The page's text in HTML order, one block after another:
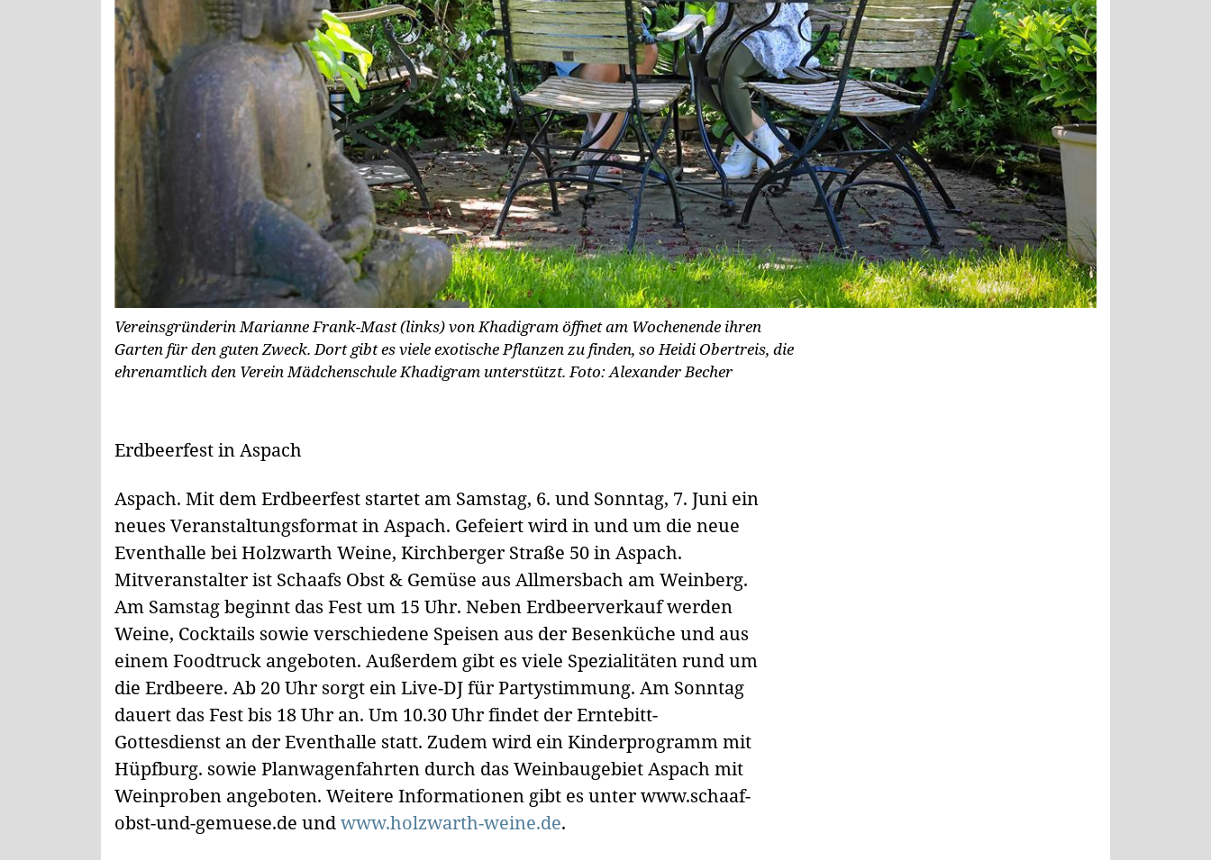
Vereinsgründerin Marianne Frank-Mast (links) von Khadigram öffnet am Wochenende ihren
Garten für den guten Zweck. Dort gibt es viele exotische Pflanzen zu finden, so Heidi Obertreis, die
ehrenamtlich den Verein Mädchenschule Khadigram unterstützt. Foto: Alexander Becher
Erdbeerfest in Aspach
Aspach. Mit dem Erdbeerfest startet am Samstag, 6. und Sonntag, 7. Juni ein
neues Veranstaltungsformat in Aspach. Gefeiert wird in und um die neue
Eventhalle bei Holzwarth Weine, Kirchberger Straße 50 in Aspach.
Mitveranstalter ist Schaafs Obst & Gemüse aus Allmersbach am Weinberg.
Am Samstag beginnt das Fest um 15 Uhr. Neben Erdbeerverkauf werden
Weine, Cocktails sowie verschiedene Speisen aus der Besenküche und aus
einem Foodtruck angeboten. Außerdem gibt es viele Spezialitäten rund um
die Erdbeere. Ab 20 Uhr sorgt ein Live-DJ für Partystimmung. Am Sonntag
dauert das Fest bis 18 Uhr an. Um 10.30 Uhr findet der Erntebitt-
Gottesdienst an der Eventhalle statt. Zudem wird ein Kinderprogramm mit
Hüpfburg. sowie Planwagenfahrten durch das Weinbaugebiet Aspach mit
Weinproben angeboten. Weitere Informationen gibt es unter www.schaaf-
obst-und-gemuese.de undwww.holzwarth-weine.de.